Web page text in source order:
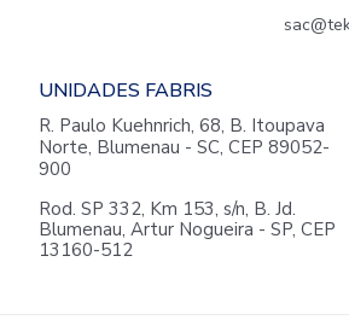
UNIDADES FABRIS
R. Paulo Kuehnrich, 68, B. Itoupava
Norte, Blumenau - SC, CEP 89052-
900
Rod. SP 332, Km 153, s/n, B. Jd.
Blumenau, Artur Nogueira - SP, CEP
13160-512